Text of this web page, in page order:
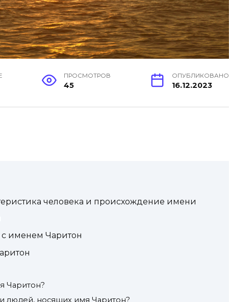
ПРОСМОТРОВ
45
ОПУБЛИКОВАНО
16.12.2023
человека и происхождение имени
с именем Чаритон
Чаритон?
людей, носящих имя Чаритон?